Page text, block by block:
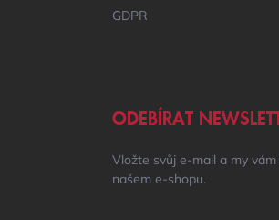
GDPR
ODEBÍRAT
Vložte svůj e-mail a my
našem e-shopu.